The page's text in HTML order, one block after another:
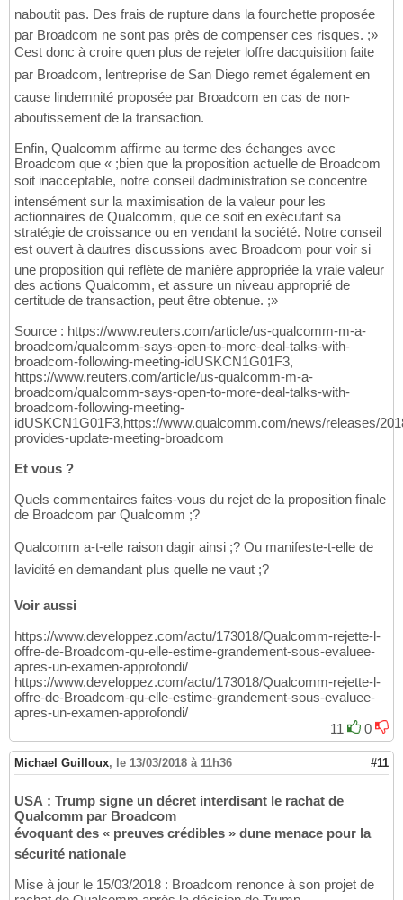
naboutit pas. Des frais de rupture dans la fourchette proposée
par Broadcom ne sont pas près de compenser ces risques. ;»
Cest donc à croire quen plus de rejeter loffre dacquisition faite
par Broadcom, lentreprise de San Diego remet également en
cause lindemnité proposée par Broadcom en cas de non-
aboutissement de la transaction.
Enfin, Qualcomm affirme au terme des échanges avec
Broadcom que « ;bien que la proposition actuelle de Broadcom
soit inacceptable, notre conseil dadministration se concentre
intensément sur la maximisation de la valeur pour les
actionnaires de Qualcomm, que ce soit en exécutant sa
stratégie de croissance ou en vendant la société. Notre conseil
est ouvert à dautres discussions avec Broadcom pour voir si
une proposition qui reflète de manière appropriée la vraie valeur
des actions Qualcomm, et assure un niveau approprié de
certitude de transaction, peut être obtenue. ;»
Source : https://www.reuters.com/article/us-qualcomm-m-a-
broadcom/qualcomm-says-open-to-more-deal-talks-with-
broadcom-following-meeting-idUSKCN1G01F3,
https://www.reuters.com/article/us-qualcomm-m-a-
broadcom/qualcomm-says-open-to-more-deal-talks-with-
broadcom-following-meeting-
idUSKCN1G01F3,https://www.qualcomm.com/news/releases/
provides-update-meeting-broadcom
Et vous ?
Quels commentaires faites-vous du rejet de la proposition finale
de Broadcom par Qualcomm ;?
Qualcomm a-t-elle raison dagir ainsi ;? Ou manifeste-t-elle de
lavidité en demandant plus quelle ne vaut ;?
Voir aussi
https://www.developpez.com/actu/173018/Qualcomm-rejette-l-
offre-de-Broadcom-qu-elle-estime-grandement-sous-evaluee-
apres-un-examen-approfondi/
https://www.developpez.com/actu/173018/Qualcomm-rejette-l-
offre-de-Broadcom-qu-elle-estime-grandement-sous-evaluee-
apres-un-examen-approfondi/
11
0
Michael Guilloux, le 13/03/2018 à 11h36 #11
USA : Trump signe un décret interdisant le rachat de
Qualcomm par Broadcom
évoquant des « preuves crédibles » dune menace pour la
sécurité nationale
Mise à jour le 15/03/2018 : Broadcom renonce à son projet de